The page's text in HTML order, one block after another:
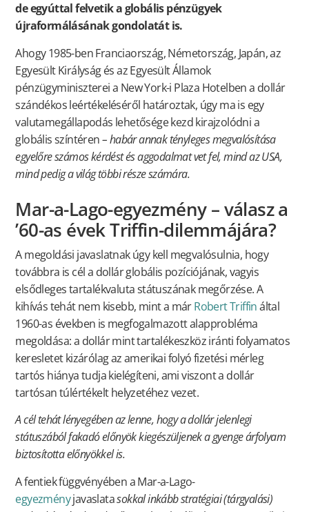
de egyúttal felvetik a globális pénzügyek
újraformálásának gondolatát is.
Ahogy 1985-ben Franciaország, Németország, Japán, az
Egyesült Királyság és az Egyesült Államok
pénzügyminiszterei a New York-i Plaza Hotelben a dollár
szándékos leértékeléséről határoztak, úgy ma is egy
valutamegállapodás lehetősége kezd kirajzolódni a
globális színtéren– habár annak tényleges megvalósítása
egyelőre számos kérdést és aggodalmat vet fel, mind az USA,
mind pedig a világ többi része számára.
Mar-a-Lago-egyezmény – válasz a
’60-as évek Triffin-dilemmájára?
A megoldási javaslatnak úgy kell megvalósulnia, hogy
továbbra is cél a dollár globális pozíciójának, vagyis
elsődleges tartalékvaluta státuszának megőrzése. A
kihívás tehát nem kisebb, mint a márRobert Triffináltal
1960-as években is megfogalmazott alapprobléma
megoldása: a dollár mint tartalékeszköz iránti folyamatos
keresletet kizárólag az amerikai folyó fizetési mérleg
tartós hiánya tudja kielégíteni, ami viszont a dollár
tartósan túlértékelt helyzetéhez vezet.
A cél tehát lényegében az lenne, hogy a dollár jelenlegi
státuszából fakadó előnyök kiegészüljenek a gyenge árfolyam
biztosította előnyökkel is.
A fentiek függvényében a Mar-a-Lago-
egyezményjavaslatasokkal inkább stratégiai (tárgyalási)